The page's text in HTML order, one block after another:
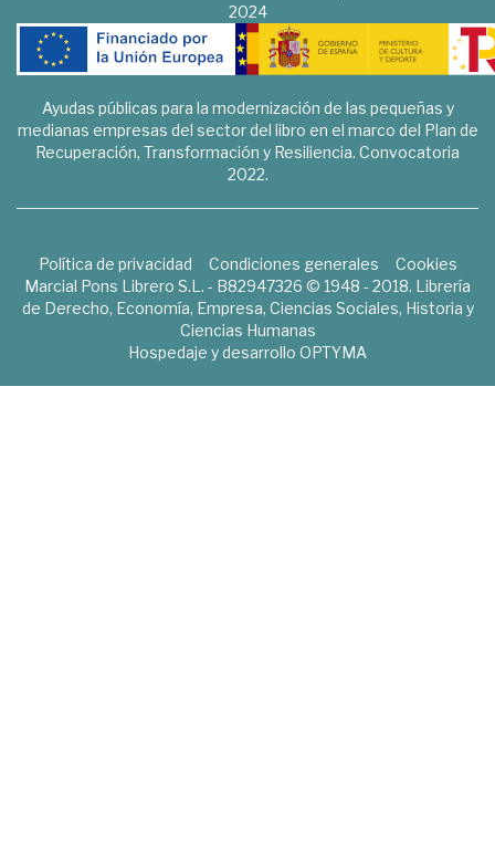
2024
Ayudas públicas para la modernización de las pequeñas y
medianas empresas del sector del libro en el marco del Plan de
Recuperación, Transformación y Resiliencia. Convocatoria
2022.
Política de privacidad Condiciones generales
Cookies
Marcial Pons Librero S.L. - B82947326 © 1948 - 2018. Librería
de Derecho, Economía, Empresa, Ciencias Sociales, Historia y
Ciencias Humanas
Hospedaje y desarrollo OPTYMA